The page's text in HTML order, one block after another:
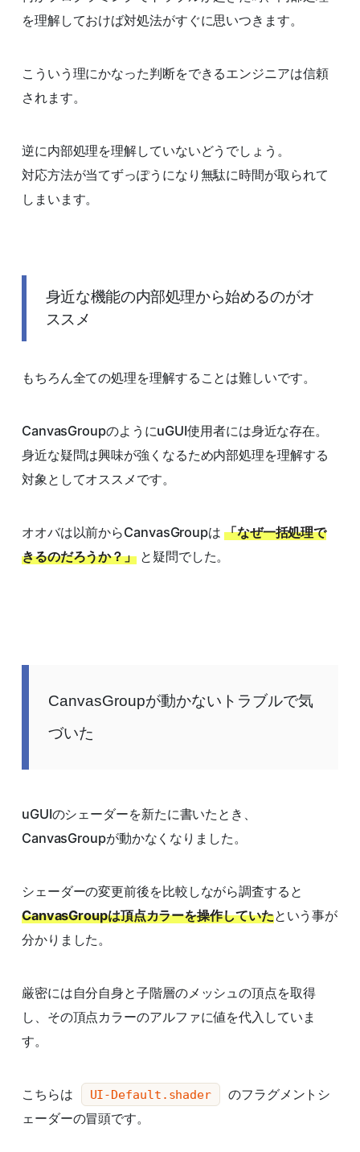
を理解しておけば対処法がすぐに思いつきます。
こういう理にかなった判断をできるエンジニアは信頼
されます。
逆に内部処理を理解していないどうでしょう。
対応方法が当てずっぽうになり無駄に時間が取られて
しまいます。
身近な機能の内部処理から始めるのがオ
ススメ
もちろん全ての処理を理解することは難しいです。
CanvasGroupのようにuGUI使用者には身近な存在。
身近な疑問は興味が強くなるため内部処理を理解する
対象としてオススメです。
オオバは以前からCanvasGroupは 「なぜ一括処理で
きるのだろうか？」 と疑問でした。
CanvasGroupが動かないトラブルで気
づいた
uGUIのシェーダーを新たに書いたとき、
CanvasGroupが動かなくなりました。
シェーダーの変更前後を比較しながら調査すると
CanvasGroupは頂点カラーを操作していたという事が
分かりました。
厳密には自分自身と子階層のメッシュの頂点を取得
し、その頂点カラーのアルファに値を代入していま
す。
こちらは UI-Default.shader
のフラグメントシ
ェーダーの冒頭です。